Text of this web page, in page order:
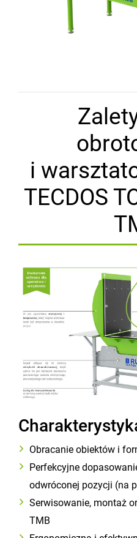
i
TECDOS
Obracanie obiektów i
Perfekcyjne
odwróconej pozycji (na
Serwisowanie, montaż
TMB